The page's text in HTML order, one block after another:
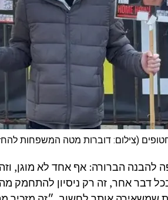
(צילום: דוברות מטה המשפחות
להבנה הברורה: אף אחד לא מוגן,
דבר אחר, זה רק ניסיון להתחמק